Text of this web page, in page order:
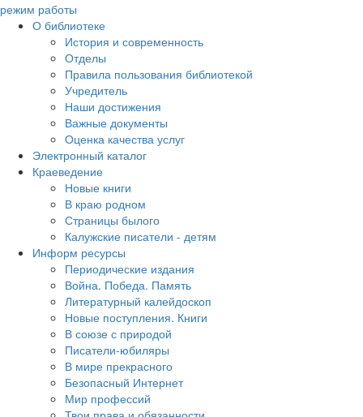
режим работы
О библиотеке
История и современность
Отделы
Правила пользования библиотекой
Учредитель
Наши достижения
Важные документы
Оценка качества услуг
Электронный каталог
Краеведение
Новые книги
В краю родном
Страницы былого
Калужские писатели - детям
Информ ресурсы
Периодические издания
Война. Победа. Память
Литературный калейдоскоп
Новые поступления. Книги
В союзе с природой
Писатели-юбиляры
В мире прекрасного
Безопасный Интернет
Мир профессий